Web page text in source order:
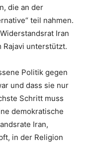
die an der
teil nahmen.
Iran
Rajavi unterstützt.
Politik gegen
und dass sie nur
Schritt muss
demokratische
Iran,
in der Religion